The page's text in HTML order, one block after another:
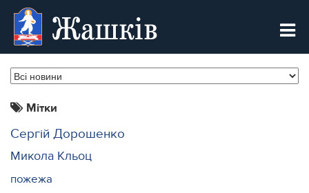
Жашків
Мітки
Сергій Дорошенко
Микола Кльоц
пожежа